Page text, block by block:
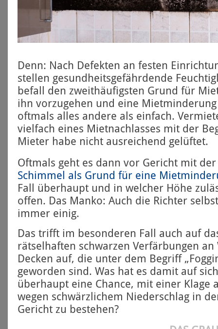
Denn: Nach Defekten an festen
stellen gesundheits­gefährdende
befall den zweit­häufigsten Grund für
ihn vorzugehen und eine
oftmals alles andere als einfach.
vielfach eines Miet­nachlasses mit der
Mieter habe nicht ausreichend gelüftet.
Oftmals geht es dann vor Gericht mit der
Schimmel als Grund für eine
Fall überhaupt und in welcher Höhe
offen. Das Manko: Auch die Richter
immer einig.
Das trifft im besonderen Fall auch auf
rätselhaften schwarzen Verfärbungen an
Decken auf, die unter dem Begriff
geworden sind. Was hat es damit auf
überhaupt eine Chance, mit einer Klage
wegen schwärzlichem Niederschlag in
Gericht zu bestehen?